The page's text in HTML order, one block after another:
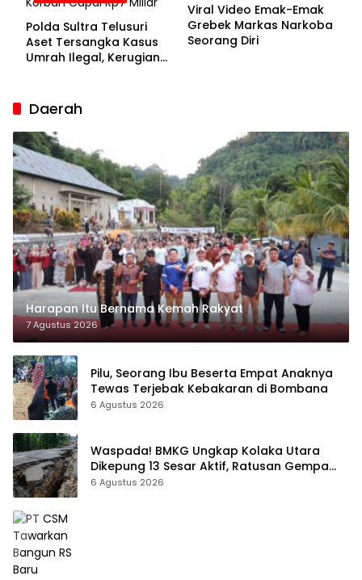
Polda Sultra Telusuri
Aset Tersangka Kasus
Umrah Ilegal, Kerugian
Viral Video Emak-Emak
Grebek Markas Narkoba
Seorang Diri
Daerah
Harapan Itu Bernama Kemah Rakyat
7 Agustus 2026
Pilu, Seorang Ibu Beserta Empat Anaknya
Tewas Terjebak Kebakaran di Bombana
6 Agustus 2026
Waspada! BMKG Ungkap Kolaka Utara
Dikepung 13 Sesar Aktif, Ratusan Gempa
Sudah Terekam
6 Agustus 2026